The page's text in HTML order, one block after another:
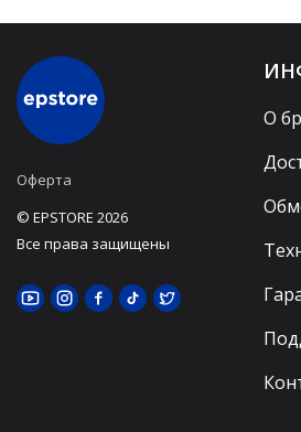
Оферта
© EPSTORE 2026
Все права защищены
О